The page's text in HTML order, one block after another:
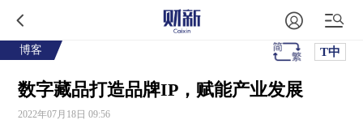
博客 T中
数字藏品打造品牌IP，赋能产业发展
2022年07月18日 09:56